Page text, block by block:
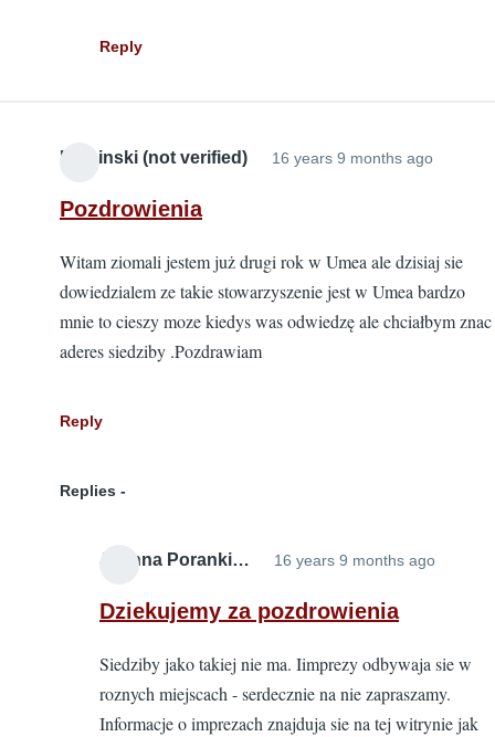
Reply
Kaminski (not verified) 16 years 9 months ago
Pozdrowienia
Witam ziomali jestem już drugi rok w Umea ale dzisiaj sie
dowiedzialem ze takie stowarzyszenie jest w Umea bardzo
mnie to cieszy moze kiedys was odwiedzę ale chciałbym znac
aderes siedziby .Pozdrawiam
Reply
Replies
Joanna Poranki… 16 years 9 months ago
by
Dziekujemy za pozdrowienia
Siedziby jako takiej nie ma. Iimprezy odbywaja sie w
roznych miejscach - serdecznie na nie zapraszamy.
Informacje o imprezach znajduja sie na tej witrynie jak